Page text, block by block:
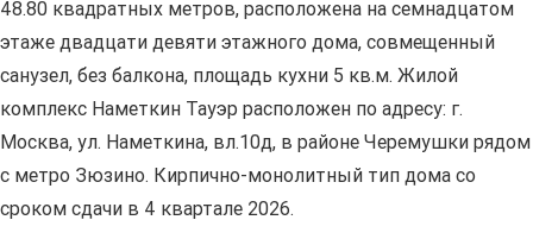
48.80 квадратных метров, расположена на семнадцатом
этаже двадцати девяти этажного дома, совмещенный
санузел, без балкона, площадь кухни 5 кв.м. Жилой
комплекс Наметкин Тауэр расположен по адресу: г.
Москва, ул. Наметкина, вл.10д, в районе Черемушки рядом
с метро Зюзино. Кирпично-монолитный тип дома со
сроком сдачи в 4 квартале 2026.